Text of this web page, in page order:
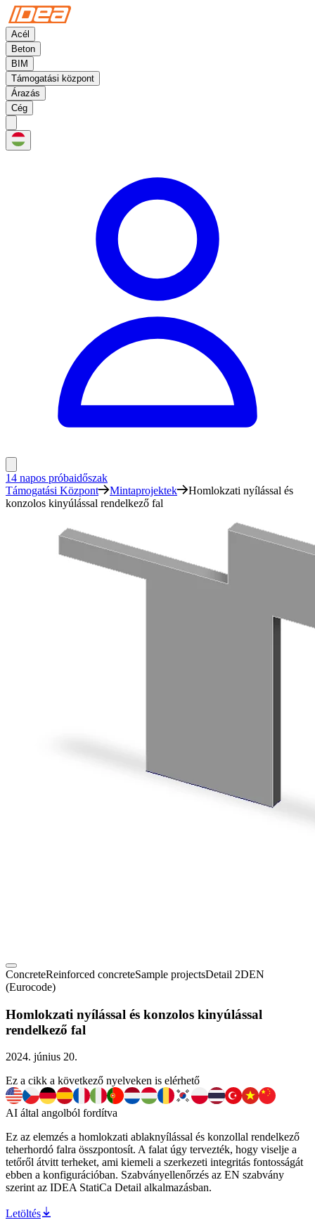
Acél
Beton
BIM
Támogatási központ
Árazás
Cég
14 napos próbaidőszak
Támogatási Központ
Mintaprojektek
Homlokzati nyílással és
konzolos kinyúlással rendelkező fal
ConcreteReinforced concreteSample projectsDetail 2DEN
(Eurocode)
Homlokzati nyílással és konzolos kinyúlással
rendelkező fal
2024. június 20.
Ez a cikk a következő nyelveken is elérhető
AI által angolból fordítva
Ez az elemzés a homlokzati ablaknyílással és konzollal rendelkező
teherhordó falra összpontosít. A falat úgy tervezték, hogy viselje a
tetőről átvitt terheket, ami kiemeli a szerkezeti integritás fontosságát
ebben a konfigurációban. Szabványellenőrzés az EN szabvány
szerint az IDEA StatiCa Detail alkalmazásban.
Letöltés